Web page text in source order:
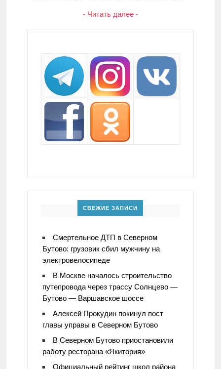
- Читать далее -
СВЕЖИЕ ЗАПИСИ
Смертельное ДТП в Северном
Бутово: грузовик сбил мужчину на
электровелосипеде
В Москве началось строительство
путепровода через трассу Солнцево —
Бутово — Варшавское шоссе
Алексей Прокудин покинул пост
главы управы в Северном Бутово
В Северном Бутово приостановили
работу ресторана «Якитория»
Официальный рейтинг школ района